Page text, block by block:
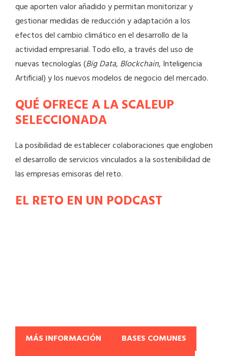
que aporten valor añadido y permitan monitorizar y
gestionar medidas de reducción y adaptación a los
efectos del cambio climático en el desarrollo de la
actividad empresarial. Todo ello, a través del uso de
nuevas tecnologías (Big Data, Blockchain, Inteligencia
Artificial) y los nuevos modelos de negocio del mercado.
QUÉ OFRECE A LA SCALEUP
SELECCIONADA
La posibilidad de establecer colaboraciones que engloben
el desarrollo de servicios vinculados a la sostenibilidad de
las empresas emisoras del reto.
EL RETO EN UN PODCAST
MÁS INFORMACIÓN
BASES COMUNES